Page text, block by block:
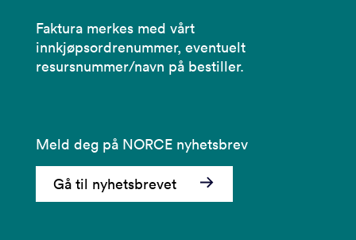
Faktura merkes med vårt
innkjøpsordrenummer, eventuelt
resursnummer/navn på bestiller.
Meld deg på NORCE nyhetsbrev
Gå til nyhetsbrevet